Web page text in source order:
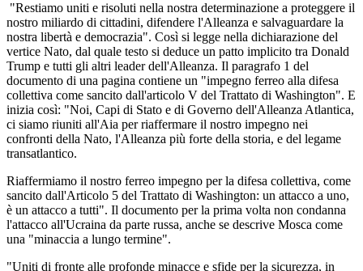
"Restiamo uniti e risoluti nella nostra determinazione a proteggere il
nostro miliardo di cittadini, difendere l'Alleanza e salvaguardare la
nostra libertà e democrazia". Così si legge nella dichiarazione del
vertice Nato, dal quale testo si deduce un patto implicito tra Donald
Trump e tutti gli altri leader dell'Alleanza. Il paragrafo 1 del
documento di una pagina contiene un "impegno ferreo alla difesa
collettiva come sancito dall'articolo V del Trattato di Washington". E
inizia così: "Noi, Capi di Stato e di Governo dell'Alleanza Atlantica,
ci siamo riuniti all'Aia per riaffermare il nostro impegno nei
confronti della Nato, l'Alleanza più forte della storia, e del legame
transatlantico.
Riaffermiamo il nostro ferreo impegno per la difesa collettiva, come
sancito dall'Articolo 5 del Trattato di Washington: un attacco a uno,
è un attacco a tutti". Il documento per la prima volta non condanna
l'attacco all'Ucraina da parte russa, anche se descrive Mosca come
una "minaccia a lungo termine".
"Uniti di fronte alle profonde minacce e sfide per la sicurezza, in